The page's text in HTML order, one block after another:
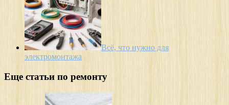
Всё, что нужно для
электромонтажа
Еще статьи по ремонту